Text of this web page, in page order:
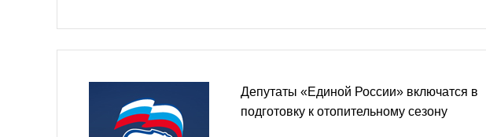
Депутаты «Единой России» включатся в
подготовку к отопительному сезону